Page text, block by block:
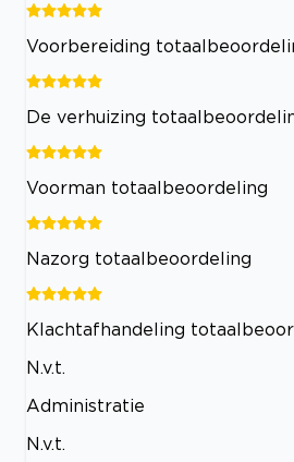
Voorbereiding
De verhuizing
Voorman totaalbeoordeling
Nazorg totaalbeoordeling
Klachtafhandeling
N.v.t.
Administratie
N.v.t.